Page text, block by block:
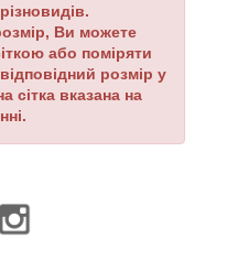
Ви можете
або поміряти
розмір у
сітка вказана на